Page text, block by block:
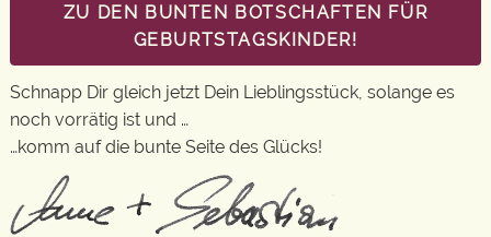
ZU DEN BUNTEN BOTSCHAFTEN FÜR
GEBURTSTAGSKINDER!
Schnapp Dir gleich jetzt Dein Lieblingsstück, solange es
noch vorrätig ist und …
…komm auf die bunte Seite des Glücks!